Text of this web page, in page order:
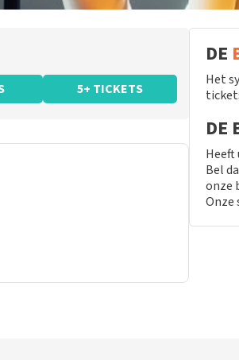
5+ TICKETS
DE
Het
DE
Heeft
Bel
onze
Onze